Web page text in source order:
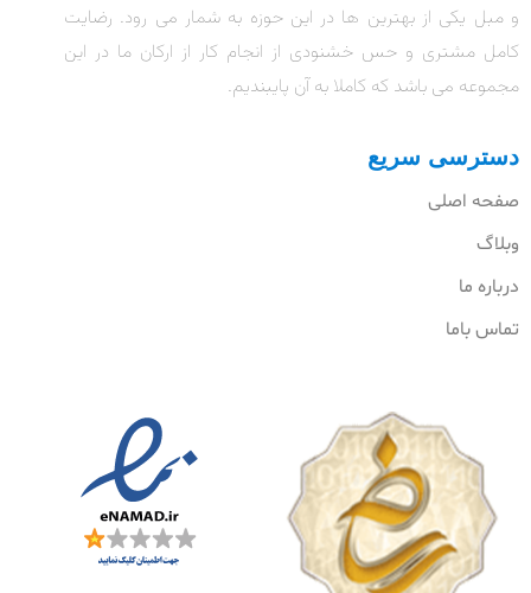
و مبل یکی از بهترین ها در این حوزه به شمار می رود. رضایت
کامل مشتری و حس خشنودی از انجام کار از ارکان ما در این
مجموعه می باشد که کاملا به آن پایبندیم.
دسترسی سریع
صفحه اصلی
وبلاگ
درباره ما
تماس باما